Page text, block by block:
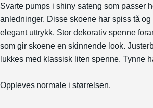
Svarte pumps i shiny sateng som passer
anledninger. Disse skoene har spiss tå
elegant uttrykk. Stor dekorativ spenne
som gir skoene en skinnende look.
lukkes med klassisk liten spenne. Tynne
Oppleves normale i størrelsen.